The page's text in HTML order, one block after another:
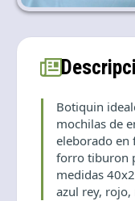
Botiquin
mochilas de
eleborado en
forro tiburon
medidas
azul rey, rojo,